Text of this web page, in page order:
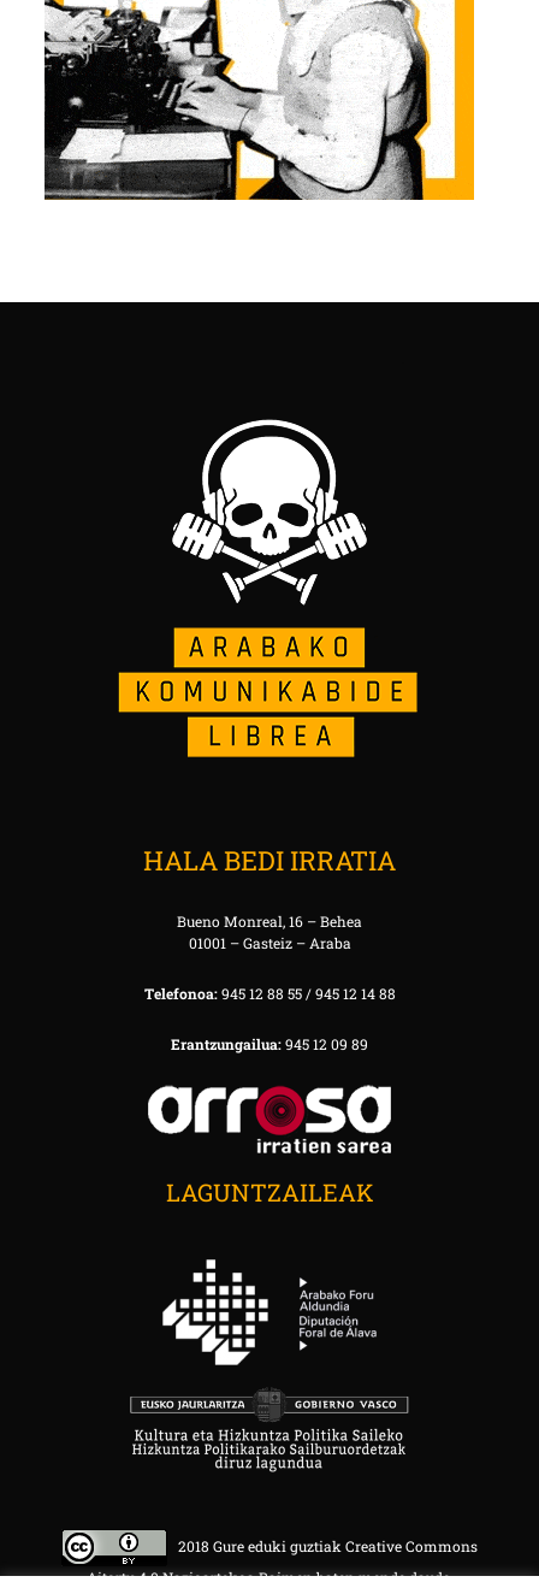
HALA BEDI IRRATIA
Bueno Monreal, 16 – Behea
01001 – Gasteiz – Araba
Telefonoa:945 12 88 55 / 945 12 14 88
Erantzungailua:945 12 09 89
LAGUNTZAILEAK
2018 Gure eduki guztiak Creative Commons
Aitortu 4.0 Nazioartekoa Baimen baten mende daude.